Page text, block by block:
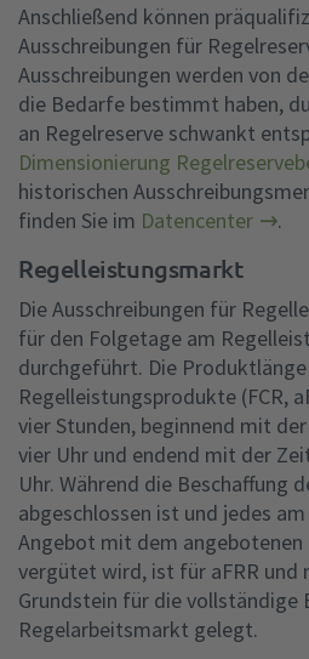
Anschließend können
Ausschreibungen für
Ausschreibungen werden von
die Bedarfe bestimmt haben,
an Regelreserve schwankt
Dimensionierung
historischen
finden Sie im Datencenter .
Regelleistungsmarkt
Die Ausschreibungen für
für den Folgetage am
durchgeführt. Die
Regelleistungsprodukte (FCR,
vier Stunden, beginnend mit
vier Uhr und endend mit der
Uhr. Während die Beschaffung
abgeschlossen ist und jedes
Angebot mit dem angebotenen
vergütet wird, ist für aFRR und
Grundstein für die vollständige
Regelarbeitsmarkt gelegt.